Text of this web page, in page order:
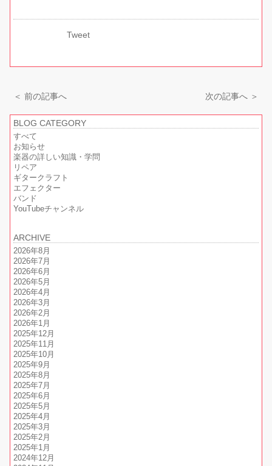
Tweet
＜ 前の記事へ 次の記事へ ＞
BLOG CATEGORY
すべて
お知らせ
楽器の詳しい知識・学問
リペア
ギタークラフト
エフェクター
バンド
YouTubeチャンネル
ARCHIVE
2026年8月
2026年7月
2026年6月
2026年5月
2026年4月
2026年3月
2026年2月
2026年1月
2025年12月
2025年11月
2025年10月
2025年9月
2025年8月
2025年7月
2025年6月
2025年5月
2025年4月
2025年3月
2025年2月
2025年1月
2024年12月